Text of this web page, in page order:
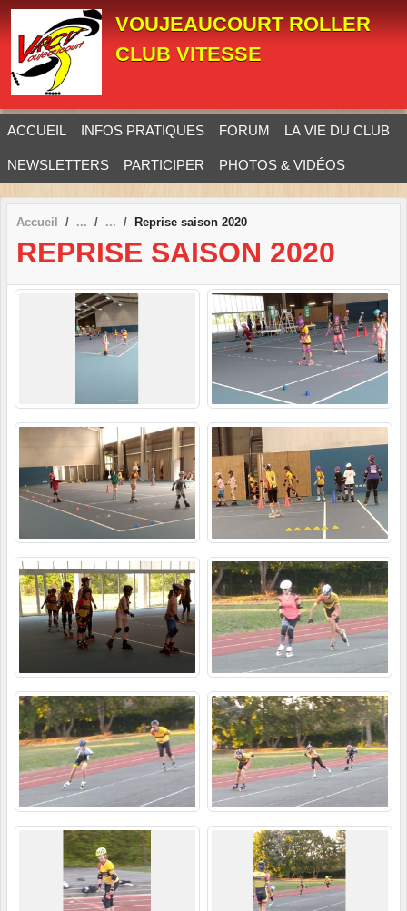
VOUJEAUCOURT ROLLER
CLUB VITESSE
ACCUEIL INFOS PRATIQUES FORUM LA VIE DU CLUB
NEWSLETTERS PARTICIPER PHOTOS & VIDÉOS
Accueil Reprise saison 2020
REPRISE SAISON 2020
Panneau de gestion des cookies